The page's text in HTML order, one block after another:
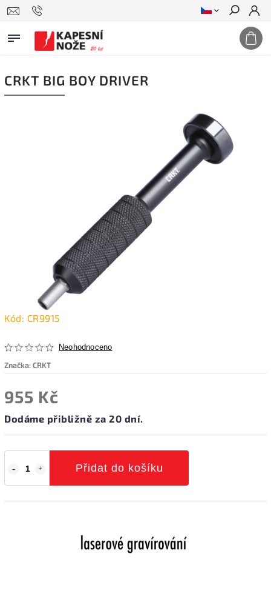
Hledat
CRKT BIG BOY DRIVER
Kód: CR9915
Neohodnoceno
Značka:CRKT
955 Kč
Dodáme přibližně za 20 dní.
Přidat do košíku